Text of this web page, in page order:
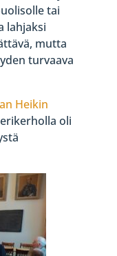
tai
lahjaksi
mutta
turvaava
Heikin
oli